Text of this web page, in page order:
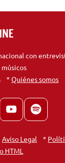
con
* Quiénes somos
youtubespotify
Aviso Legal *
HTML